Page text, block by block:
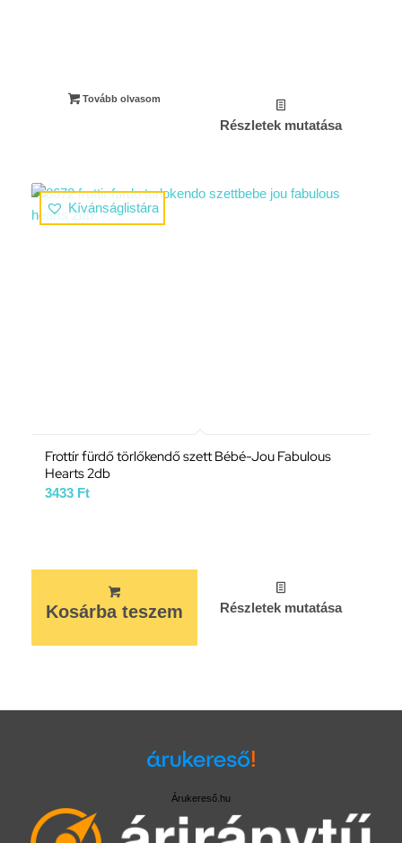
Tovább olvasom
Részletek mutatása
Kívánságlistára
Frottír fürdő törlőkendő szett Bébé-Jou Fabulous
Hearts 2db
3433 Ft
Kosárba teszem Részletek mutatása
Árukereső.hu